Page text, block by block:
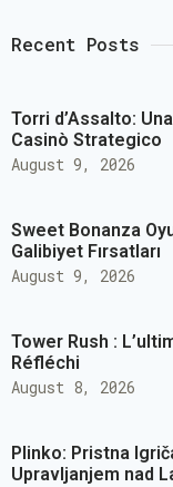
Recent Posts
Torri d’Assalto:
Casinò Strategico
August 9, 2026
Sweet Bonanza
Galibiyet Fırsatları
August 9, 2026
Tower Rush :
Réfléchi
August 8, 2026
Plinko: Pristna
Upravljanjem nad